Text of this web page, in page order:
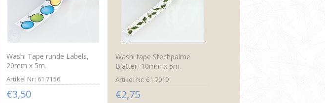
Washi Tape runde Labels,
20mm x 5m.
Artikel Nr: 61.7156
€3,50
Washi tape Stechpalme
Blätter, 10mm x 5m.
Artikel Nr: 61.7019
€2,75